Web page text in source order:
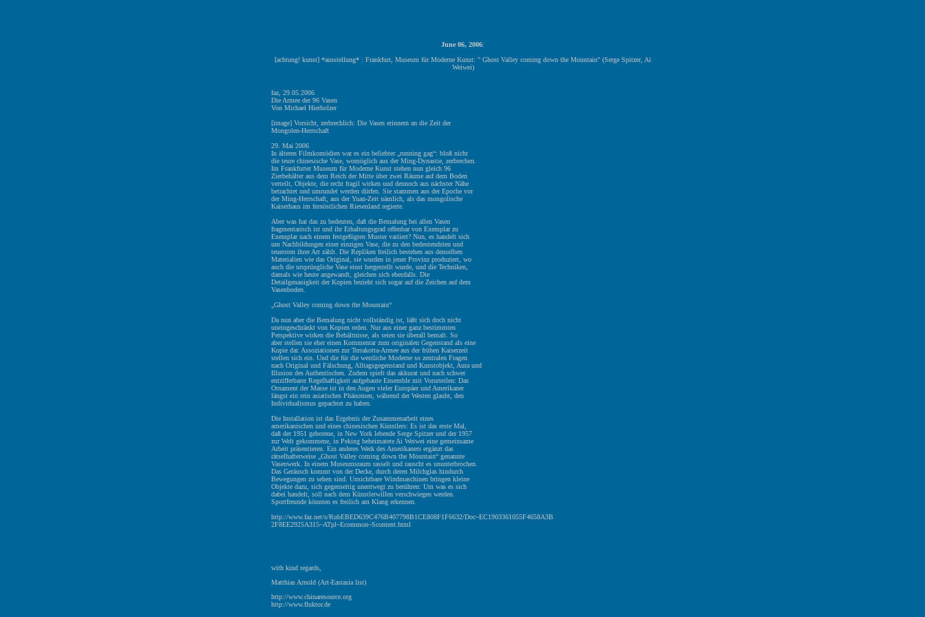
June 06, 2006:
[achtung! kunst] *ausstellung* : Frankfurt, Museum für Moderne Kunst: " Ghost Valley coming down the Mountain" (Serge Spitzer, Ai
Weiwei)
faz, 29.05.2006
Die Armee der 96 Vasen
Von Michael Hierholzer
[image] Vorsicht, zerbrechlich: Die Vasen erinnern an die Zeit der
Mongolen-Herrschaft
29. Mai 2006
In älteren Filmkomödien war es ein beliebter „running gag“: bloß nicht
die teure chinesische Vase, womöglich aus der Ming-Dynastie, zerbrechen.
Im Frankfurter Museum für Moderne Kunst stehen nun gleich 96
Zierbehälter aus dem Reich der Mitte über zwei Räume auf dem Boden
verteilt, Objekte, die recht fragil wirken und dennoch aus nächster Nähe
betrachtet und umrundet werden dürfen. Sie stammen aus der Epoche vor
der Ming-Herrschaft, aus der Yuan-Zeit nämlich, als das mongolische
Kaiserhaus im fernöstlichen Riesenland regierte.
Aber was hat das zu bedeuten, daß die Bemalung bei allen Vasen
fragmentarisch ist und ihr Erhaltungsgrad offenbar von Exemplar zu
Exemplar nach einem festgefügten Muster variiert? Nun, es handelt sich
um Nachbildungen einer einzigen Vase, die zu den bedeutendsten und
teuersten ihrer Art zählt. Die Repliken freilich bestehen aus denselben
Materialien wie das Original, sie wurden in jener Provinz produziert, wo
auch die ursprüngliche Vase einst hergestellt wurde, und die Techniken,
damals wie heute angewandt, gleichen sich ebenfalls. Die
Detailgenauigkeit der Kopien bezieht sich sogar auf die Zeichen auf dem
Vasenboden.
„Ghost Valley coming down the Mountain“
Da nun aber die Bemalung nicht vollständig ist, läßt sich doch nicht
uneingeschränkt von Kopien reden. Nur aus einer ganz bestimmten
Perspektive wirken die Behältnisse, als seien sie überall bemalt. So
aber stellen sie eher einen Kommentar zum originalen Gegenstand als eine
Kopie dar. Assoziationen zur Terrakotta-Armee aus der frühen Kaiserzeit
stellen sich ein. Und die für die westliche Moderne so zentralen Fragen
nach Original und Fälschung, Alltagsgegenstand und Kunstobjekt, Aura und
Illusion des Authentischen. Zudem spielt das akkurat und nach schwer
entzifferbarer Regelhaftigkeit aufgebaute Ensemble mit Vorurteilen: Das
Ornament der Masse ist in den Augen vieler Europäer und Amerikaner
längst ein rein asiatisches Phänomen, während der Westen glaubt, den
Individualismus gepachtet zu haben.
Die Installation ist das Ergebnis der Zusammenarbeit eines
amerikanischen und eines chinesischen Künstlers: Es ist das erste Mal,
daß der 1951 geborene, in New York lebende Serge Spitzer und der 1957
zur Welt gekommene, in Peking beheimatete Ai Weiwei eine gemeinsame
Arbeit präsentieren. Ein anderes Werk des Amerikaners ergänzt das
rätselhafterweise „Ghost Valley coming down the Mountain“ genannte
Vasenwerk. In einem Museumsraum rasselt und rauscht es ununterbrochen.
Das Geräusch kommt von der Decke, durch deren Milchglas hindurch
Bewegungen zu sehen sind. Unsichtbare Windmaschinen bringen kleine
Objekte dazu, sich gegenseitig unentwegt zu berühren: Um was es sich
dabei handelt, soll nach dem Künstlerwillen verschwiegen werden.
Sportfreunde könnten es freilich am Klang erkennen.
http://www.faz.net/s/RubEBED639C476B407798B1CE808F1F6632/Doc~EC1903361055F4658A3B
2F8EE2925A315~ATpl~Ecommon~Scontent.html
with kind regards,
Matthias Arnold (Art-Eastasia list)
http://www.chinaresource.org
http://www.fluktor.de